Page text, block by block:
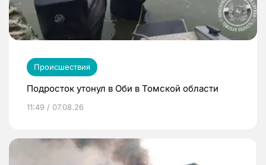
Происшествия
Подросток утонул в Оби в Томской области
11:49 / 07.08.26